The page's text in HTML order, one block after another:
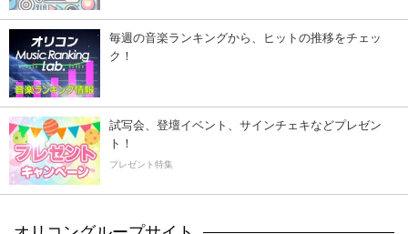
毎週の音楽ランキングから、ヒットの推移をチェッ
ク！
試写会、登壇イベント、サインチェキなどプレゼン
ト！
プレゼント特集